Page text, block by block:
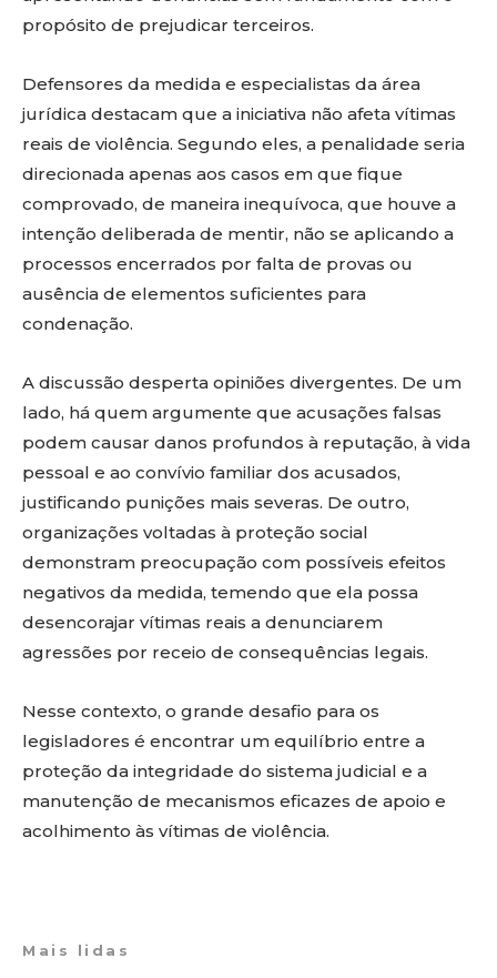
propósito de prejudicar terceiros.
Defensores da medida e especialistas da área
jurídica destacam que a iniciativa não afeta vítimas
reais de violência. Segundo eles, a penalidade seria
direcionada apenas aos casos em que fique
comprovado, de maneira inequívoca, que houve a
intenção deliberada de mentir, não se aplicando a
processos encerrados por falta de provas ou
ausência de elementos suficientes para
condenação.
A discussão desperta opiniões divergentes. De um
lado, há quem argumente que acusações falsas
podem causar danos profundos à reputação, à vida
pessoal e ao convívio familiar dos acusados,
justificando punições mais severas. De outro,
organizações voltadas à proteção social
demonstram preocupação com possíveis efeitos
negativos da medida, temendo que ela possa
desencorajar vítimas reais a denunciarem
agressões por receio de consequências legais.
Nesse contexto, o grande desafio para os
legisladores é encontrar um equilíbrio entre a
proteção da integridade do sistema judicial e a
manutenção de mecanismos eficazes de apoio e
acolhimento às vítimas de violência.
Mais lidas